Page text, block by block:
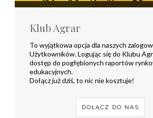
Klub Agrar
To wyjątkowa opcja dla naszych
Użytkowników. Logując się do Klubu
dostęp do pogłębionych raportów
edukacyjnych.
Dołącz już dziś, to nic nie kosztuje!
DOŁĄCZ DO NAS